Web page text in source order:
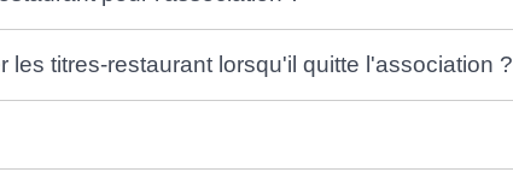
les titres-restaurant lorsqu'il quitte l'association ?